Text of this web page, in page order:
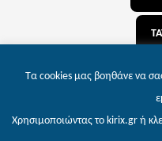
Τα cookies μας βοηθάνε να
Χρησιμοποιώντας το kirix.gr ή